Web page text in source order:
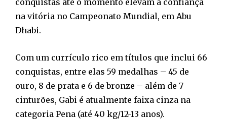
conquistas até o momento elevam a confiança
na vitória no Campeonato Mundial, em Abu
Dhabi.
Com um currículo rico em títulos que inclui 66
conquistas, entre elas 59 medalhas – 45 de
ouro, 8 de prata e 6 de bronze – além de 7
cinturões, Gabi é atualmente faixa cinza na
categoria Pena (até 40 kg/12-13 anos).